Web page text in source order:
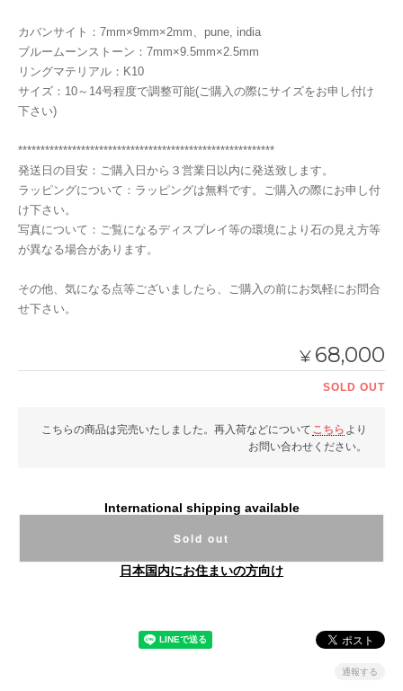
カバンサイト：7mm×9mm×2mm、pune, india
ブルームーンストーン：7mm×9.5mm×2.5mm
リングマテリアル：K10
サイズ：10～14号程度で調整可能(ご購入の際にサイズをお申し付け
下さい)
*********************************************************
発送日の目安：ご購入日から３営業日以内に発送致します。
ラッピングについて：ラッピングは無料です。ご購入の際にお申し付
け下さい。
写真について：ご覧になるディスプレイ等の環境により石の見え方等
が異なる場合があります。
その他、気になる点等ございましたら、ご購入の前にお気軽にお問合
せ下さい。
¥ 68,000
SOLD OUT
こちらの商品は完売いたしました。再入荷などについて こちら より
お問い合わせください。
International shipping available
Sold out
日本国内にお住まいの方向け
通報する